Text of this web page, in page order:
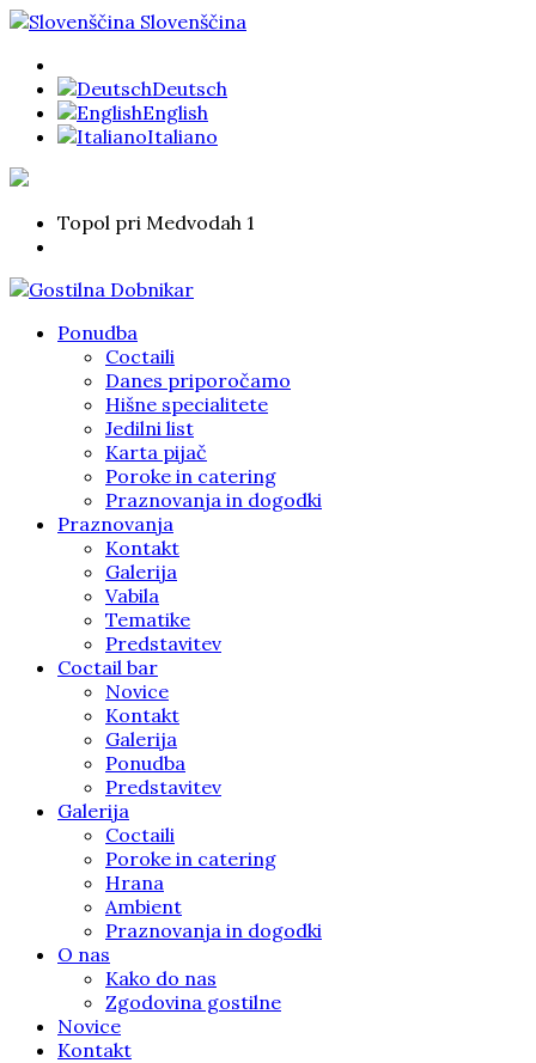
Slovenščina
Deutsch
English
Italiano
Topol pri Medvodah 1
Ponudba
Coctaili
Danes priporočamo
Hišne specialitete
Jedilni list
Karta pijač
Poroke in catering
Praznovanja in dogodki
Praznovanja
Kontakt
Galerija
Vabila
Tematike
Predstavitev
Coctail bar
Novice
Kontakt
Galerija
Ponudba
Predstavitev
Galerija
Coctaili
Poroke in catering
Hrana
Ambient
Praznovanja in dogodki
O nas
Kako do nas
Zgodovina gostilne
Novice
Kontakt